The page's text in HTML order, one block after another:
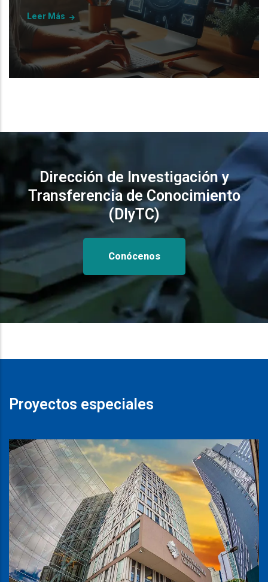
Leer Más
Dirección de Investigación y
Transferencia de Conocimiento
(DIyTC)
Conócenos
Proyectos especiales